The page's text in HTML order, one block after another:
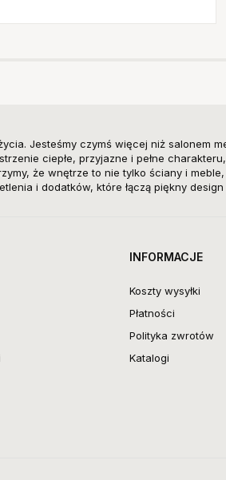
Jesteśmy czymś więcej niż salonem
ciepłe, przyjazne i pełne
że wnętrze to nie tylko ściany i
i dodatków, które łączą piękny
INFORMACJE
Koszty wysyłki
Płatności
Polityka zwrotów
Katalogi